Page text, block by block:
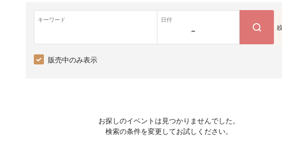
キーワード 日付
~
販売中のみ表示
お探しのイベントは見つかりませんでした。
検索の条件を変更してお試しください。